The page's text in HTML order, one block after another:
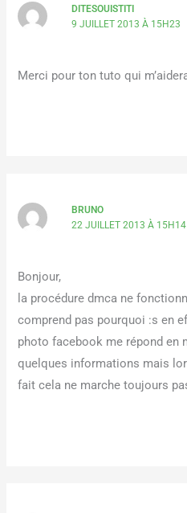
DITESOUISTITI
9 JUILLET 2013 À 15H23
Merci pour ton tuto qui
BRUNO
22 JUILLET 2013 À 15H14
Bonjour,
la procédure dmca ne
comprend pas pourquoi :s en
photo facebook me répond en
quelques informations mais
fait cela ne marche toujours